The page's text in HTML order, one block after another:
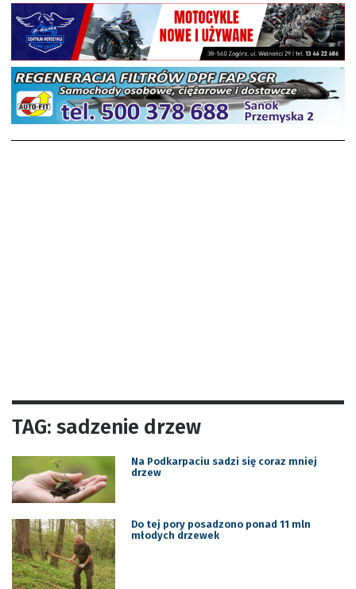
TAG: sadzenie drzew
Na Podkarpaciu sadzi się coraz mniej
drzew
Do tej pory posadzono ponad 11 mln
młodych drzewek